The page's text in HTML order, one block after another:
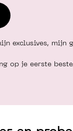
exclusives, mijn
op je eerste